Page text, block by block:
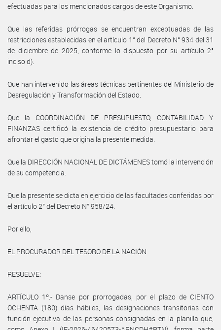
efectuadas para los mencionados cargos de este Organismo.
Que las referidas prórrogas se encuentran exceptuadas de las
restricciones establecidas en el artículo 1° del Decreto N° 934 del 31
de diciembre de 2025, conforme lo dispuesto por su artículo 2°
inciso d).
Que han intervenido las áreas técnicas pertinentes del Ministerio de
Desregulación y Transformación del Estado.
Que la COORDINACIÓN DE PRESUPUESTO, CONTABILIDAD Y
FINANZAS certificó la existencia de crédito presupuestario para
afrontar el gasto que origina la presente medida.
Que la DIRECCIÓN NACIONAL DE DICTÁMENES tomó la intervención
de su competencia.
Que la presente se dicta en ejercicio de las facultades conferidas por
el artículo 2° del Decreto N° 958/24.
Por ello,
EL PROCURADOR DEL TESORO DE LA NACIÓN
RESUELVE:
ARTÍCULO 1º.- Danse por prorrogadas, por el plazo de CIENTO
OCHENTA (180) días hábiles, las designaciones transitorias con
función ejecutiva de las personas consignadas en la planilla que,